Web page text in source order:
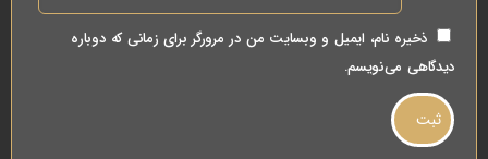
ذخیره نام، ایمیل و وبسایت من در مرورگر برای زمانی که دوباره
دیدگاهی می‌نویسم.